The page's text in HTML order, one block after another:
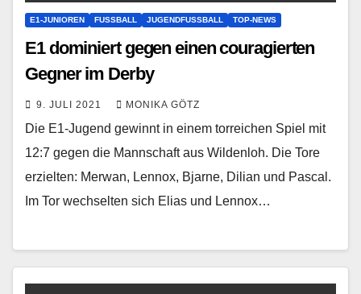
E1-JUNIOREN FUSSBALL JUGENDFUSSBALL TOP-NEWS
E1 dominiert gegen einen couragierten
Gegner im Derby
9. JULI 2021 MONIKA GÖTZ
Die E1-Jugend gewinnt in einem torreichen Spiel mit
12:7 gegen die Mannschaft aus Wildenloh. Die Tore
erzielten: Merwan, Lennox, Bjarne, Dilian und Pascal.
Im Tor wechselten sich Elias und Lennox…